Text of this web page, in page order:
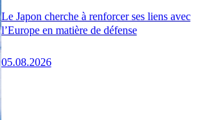
Le Japon cherche à renforcer ses liens avec
l’Europe en matière de défense
05.08.2026